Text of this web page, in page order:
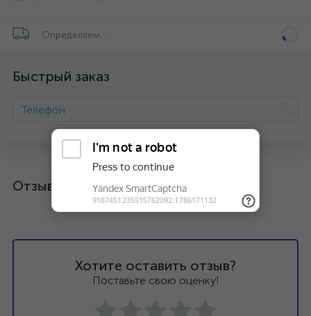
Определяем...
Быстрый заказ
Отзывы
Хотите оставить отзыв?
Поставьте свою оценку!